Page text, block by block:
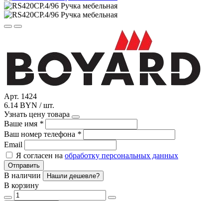
Арт. 1424
6.14 BYN / шт.
Узнать цену товара
Ваше имя *
Ваш номер телефона *
Email
Я согласен на обработку персональных данных
Отправить
В наличии Нашли дешевле?
В корзину